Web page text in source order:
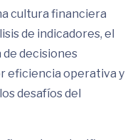
cultura financiera
de indicadores, el
decisiones
eficiencia operativa y
desafíos del